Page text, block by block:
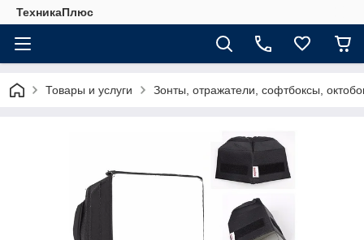
ТехникаПлюс
Товары и услуги Зонты, отражатели, софтбоксы,